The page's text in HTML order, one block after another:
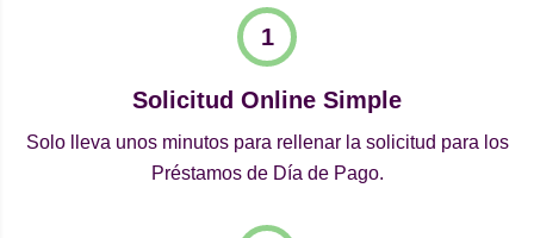
Solicitud Online Simple
Solo lleva unos minutos para rellenar la solicitud para los
Préstamos de Día de Pago.